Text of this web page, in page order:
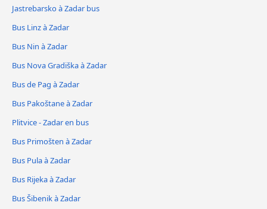
Jastrebarsko à Zadar bus
Bus Linz à Zadar
Bus Nin à Zadar
Bus Nova Gradiška à Zadar
Bus de Pag à Zadar
Bus Pakoštane à Zadar
Plitvice - Zadar en bus
Bus Primošten à Zadar
Bus Pula à Zadar
Bus Rijeka à Zadar
Bus Šibenik à Zadar